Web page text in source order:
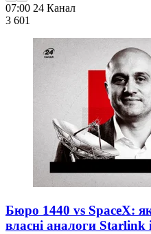
07:00 24 Канал
3 601
Бюро 1440 vs SpaceX:
власні аналоги Starlink